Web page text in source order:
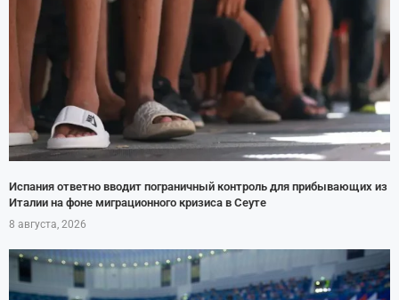
Испания ответно вводит пограничный контроль для прибывающих из
Италии на фоне миграционного кризиса в Сеуте
8 августа, 2026